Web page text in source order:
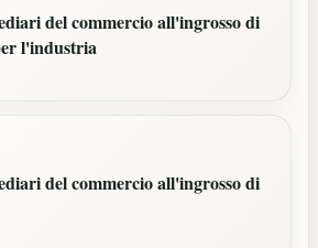
del commercio all'ingrosso di
l'industria
del commercio all'ingrosso di